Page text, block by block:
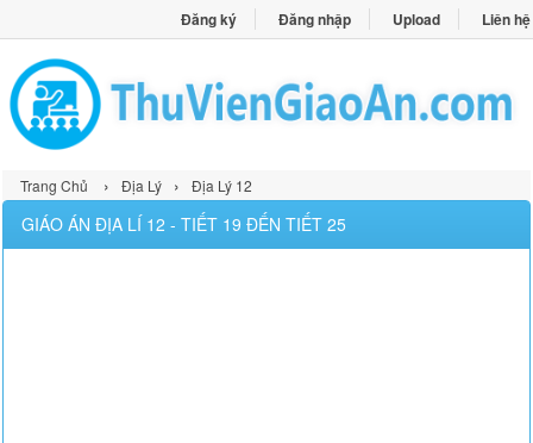
Đăng ký Đăng nhập Upload Liên hệ
Trang Chủ › Địa Lý › Địa Lý 12
GIÁO ÁN ĐỊA LÍ 12 - TIẾT 19 ĐẾN TIẾT 25